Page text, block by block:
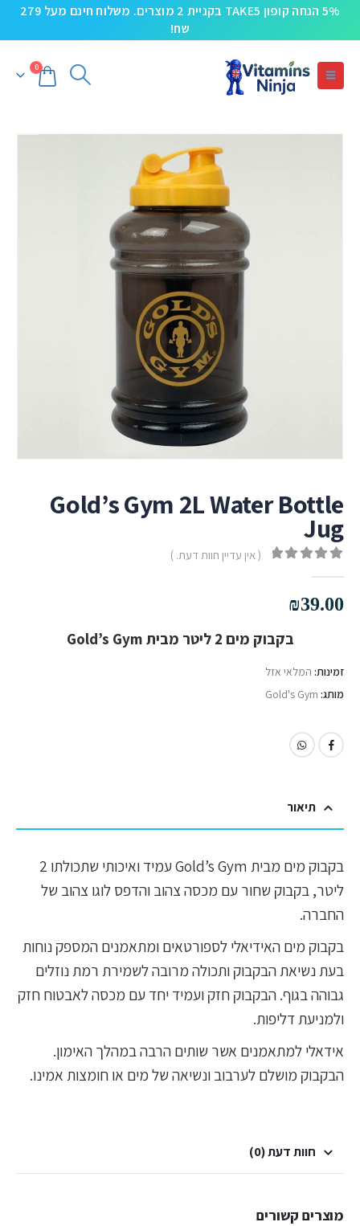
5% הנחה קופון TAKE5 בקניית 2 מוצרים. משלוח חינם מעל 279
שח!
0
Gold’s Gym 2L Water Bottle
Jug
( אין עדיין חוות דעת. )
₪39.00
בקבוק מים 2 ליטר מבית Gold’s Gym
זמינות: המלאי אזל
מותג: Gold's Gym
תיאור
בקבוק מים מבית Gold’s Gym עמיד ואיכותי שתכולתו 2
ליטר, בקבוק שחור עם מכסה צהוב והדפס לוגו צהוב של
החברה.
בקבוק מים האידיאלי לספורטאים ומתאמנים המספק נוחות
בעת נשיאת הבקבוק ותכולה מרובה לשמירת רמת נוזלים
גבוהה בגוף. הבקבוק חזק ועמיד יחד עם מכסה לאבטוח חזק
ולמניעת דליפות.
אידאלי למתאמנים אשר שותים הרבה במהלך האימון.
הבקבוק מושלם לערבוב ונשיאה של מים או חומצות אמינו.
חוות דעת (0)
מוצרים קשורים